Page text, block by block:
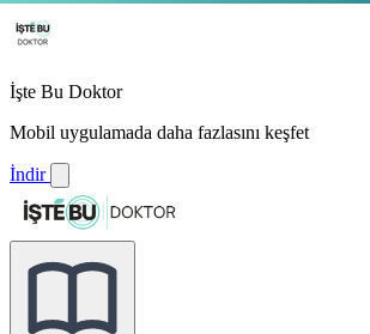
İşte Bu Doktor
Mobil uygulamada daha fazlasını keşfet
İndir